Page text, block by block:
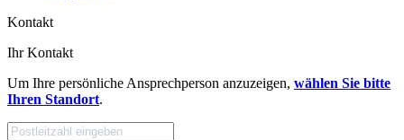
Kontakt
Ihr Kontakt
Um Ihre persönliche Ansprechperson anzuzeigen, wählen Sie bitte
Ihren Standort.